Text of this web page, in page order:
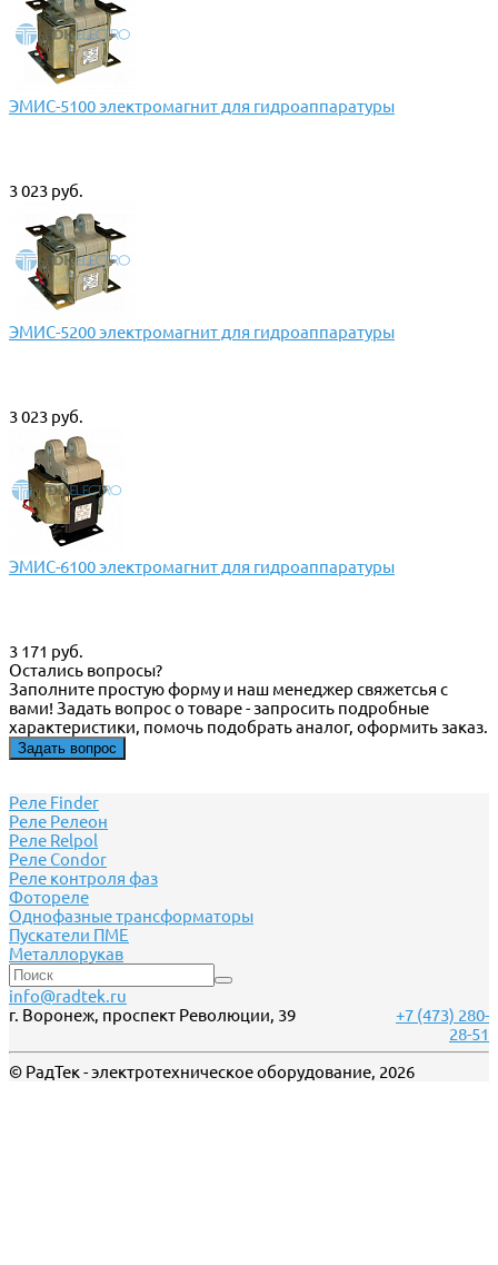
ЭМИС-5100 электромагнит для гидроаппаратуры
3 023 руб.
ЭМИС-5200 электромагнит для гидроаппаратуры
3 023 руб.
ЭМИС-6100 электромагнит для гидроаппаратуры
3 171 руб.
Остались вопросы?
Заполните простую форму и наш менеджер свяжетсья с
вами! Задать вопрос о товаре - запросить подробные
характеристики, помочь подобрать аналог, оформить заказ.
Задать вопрос
Реле Finder
Реле Релеон
Реле Relpol
Реле Сondor
Реле контроля фаз
Фотореле
Однофазные трансформаторы
Пускатели ПМЕ
Металлорукав
info@radtek.ru
г. Воронеж, проспект Революции, 39
+7 (473) 280-
28-51
© РадТек - электротехническое оборудование, 2026